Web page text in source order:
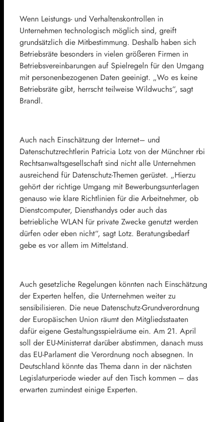
Wenn Leistungs- und Verhaltenskontrollen in
Unternehmen technologisch möglich sind, greift
grundsätzlich die Mitbestimmung. Deshalb haben sich
Betriebsräte besonders in vielen größeren Firmen in
Betriebsvereinbarungen auf Spielregeln für den Umgang
mit personenbezogenen Daten geeinigt. „Wo es keine
Betriebsräte gibt, herrscht teilweise Wildwuchs“, sagt
Brandl.
Auch nach Einschätzung der Internet– und
Datenschutzrechtlerin Patricia Lotz von der Münchner rbi
Rechtsanwaltsgesellschaft sind nicht alle Unternehmen
ausreichend für Datenschutz-Themen gerüstet. „Hierzu
gehört der richtige Umgang mit Bewerbungsunterlagen
genauso wie klare Richtlinien für die Arbeitnehmer, ob
Dienstcomputer, Diensthandys oder auch das
betriebliche WLAN für private Zwecke genutzt werden
dürfen oder eben nicht“, sagt Lotz. Beratungsbedarf
gebe es vor allem im Mittelstand.
Auch gesetzliche Regelungen könnten nach Einschätzung
der Experten helfen, die Unternehmen weiter zu
sensibilisieren. Die neue Datenschutz-Grundverordnung
der Europäischen Union räumt den Mitgliedsstaaten
dafür eigene Gestaltungsspielräume ein. Am 21. April
soll der EU-Ministerrat darüber abstimmen, danach muss
das EU-Parlament die Verordnung noch absegnen. In
Deutschland könnte das Thema dann in der nächsten
Legislaturperiode wieder auf den Tisch kommen – das
erwarten zumindest einige Experten.